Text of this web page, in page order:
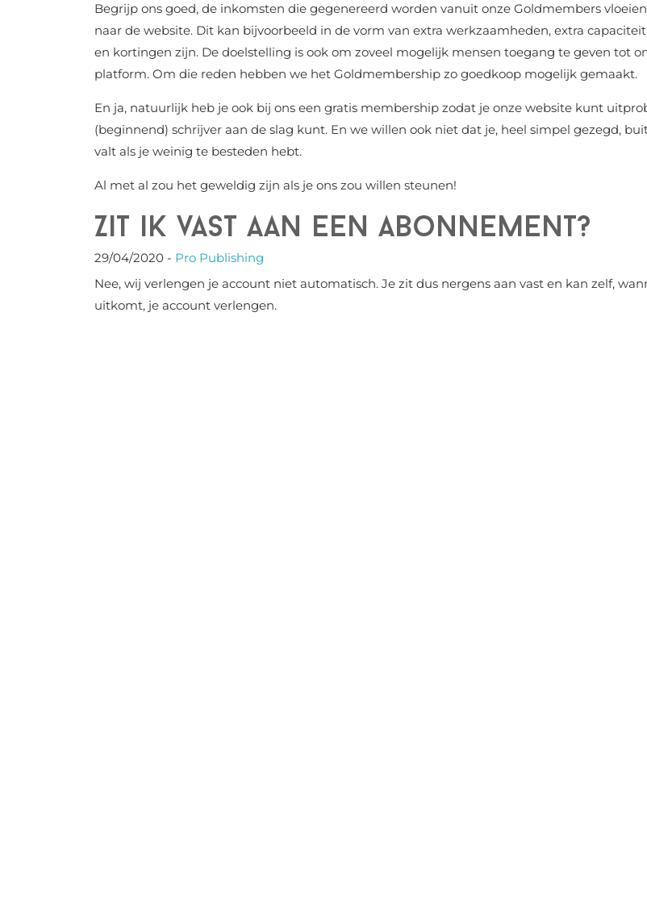
Begrijp ons goed, de inkomsten die gegenereerd worden vanuit onze Goldmembers
naar de website. Dit kan bijvoorbeeld in de vorm van extra werkzaamheden, extra
en kortingen zijn. De doelstelling is ook om zoveel mogelijk mensen toegang te geven tot
platform. Om die reden hebben we het Goldmembership zo goedkoop mogelijk gemaakt.
En ja, natuurlijk heb je ook bij ons een gratis membership zodat je onze website kunt
(beginnend) schrijver aan de slag kunt. En we willen ook niet dat je, heel simpel gezegd,
valt als je weinig te besteden hebt.
Al met al zou het geweldig zijn als je ons zou willen steunen!
Zit ik vast aan een abonnement?
29/04/2020 - Pro Publishing
Nee, wij verlengen je account niet automatisch. Je zit dus nergens aan vast en kan zelf,
uitkomt, je account verlengen.